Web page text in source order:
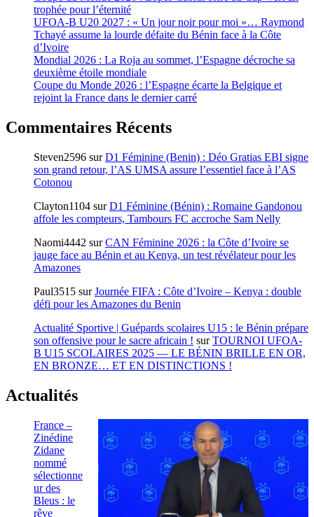
trophée pour l’éternité
UFOA-B U20 2027 : « Un jour noir pour moi »… Raymond
Tchayé assume la lourde défaite du Bénin face à la Côte
d’Ivoire
Mondial 2026 : La Roja au sommet, l’Espagne décroche sa
deuxième étoile mondiale
Coupe du Monde 2026 : l’Espagne écarte la Belgique et
rejoint la France dans le dernier carré
Commentaires Récents
Steven2596 surD1 Féminine (Benin) : Déo Gratias EBI signe
son grand retour, l’AS UMSA assure l’essentiel face à l’AS
Cotonou
Clayton1104 surD1 Féminine (Bénin) : Romaine Gandonou
affole les compteurs, Tambours FC accroche Sam Nelly
Naomi4442 surCAN Féminine 2026 : la Côte d’Ivoire se
jauge face au Bénin et au Kenya, un test révélateur pour les
Amazones
Paul3515 surJournée FIFA : Côte d’Ivoire – Kenya : double
défi pour les Amazones du Benin
Actualité Sportive | Guépards scolaires U15 : le Bénin prépare
son offensive pour le sacre africain ! surTOURNOI UFOA-
B U15 SCOLAIRES 2025 — LE BÉNIN BRILLE EN OR,
EN BRONZE… ET EN DISTINCTIONS !
Actualités
France –
Zinédine
Zidane
nommé
sélectionne
ur des
Bleus : le
rêve